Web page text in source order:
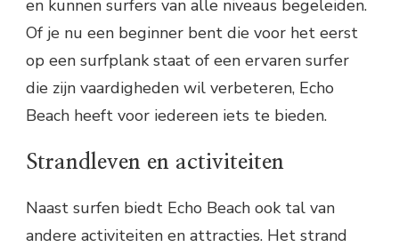
en kunnen surfers van alle niveaus begeleiden.
Of je nu een beginner bent die voor het eerst
op een surfplank staat of een ervaren surfer
die zijn vaardigheden wil verbeteren, Echo
Beach heeft voor iedereen iets te bieden.
Strandleven en activiteiten
Naast surfen biedt Echo Beach ook tal van
andere activiteiten en attracties. Het strand